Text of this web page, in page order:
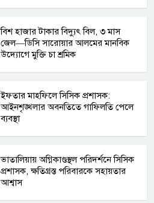
বিশ হাজার টাকার বিদ্যুৎ বিল, ৩ মাস
জেল—ডিসি সারোয়ার আলমের মানবিক
উদ্যোগে মুক্তি চা শ্রমিক
ইফতার মাহফিলে সিসিক প্রশাসক:
আইনশৃঙ্খলার অবনতিতে গাফিলতি পেলে
ব্যবস্থা
ভাতালিয়ায় অগ্নিকাণ্ডস্থল পরিদর্শনে সিসিক
প্রশাসক, ক্ষতিগ্রস্ত পরিবারকে সহায়তার
আশ্বাস